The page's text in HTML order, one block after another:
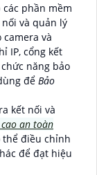
phần mềm
và quản lý
và
IP, cổng kết
năng bảo
để Bảo
kết nối và
an toàn
thể điều chỉnh
để đạt hiệu